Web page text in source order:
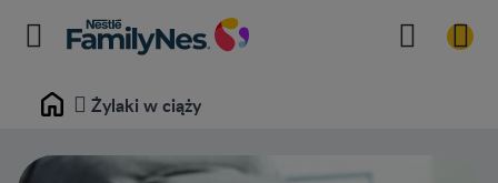
Home Żylaki w ciąży